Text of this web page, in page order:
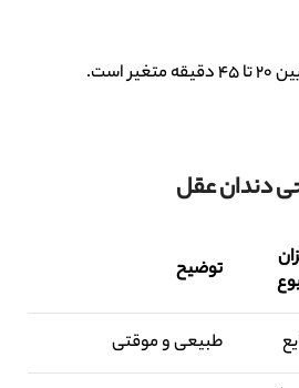
است.
دندان عقل
توضیح
طبیعی و موقتی